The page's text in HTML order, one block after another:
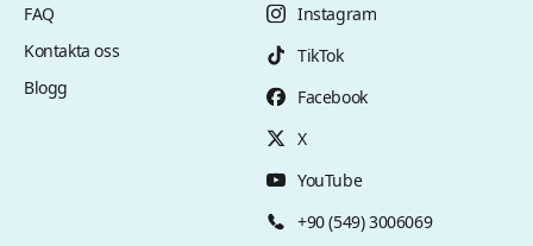
FAQ
Kontakta oss
Blogg
Instagram
TikTok
Facebook
X
YouTube
+90 (549) 3006069